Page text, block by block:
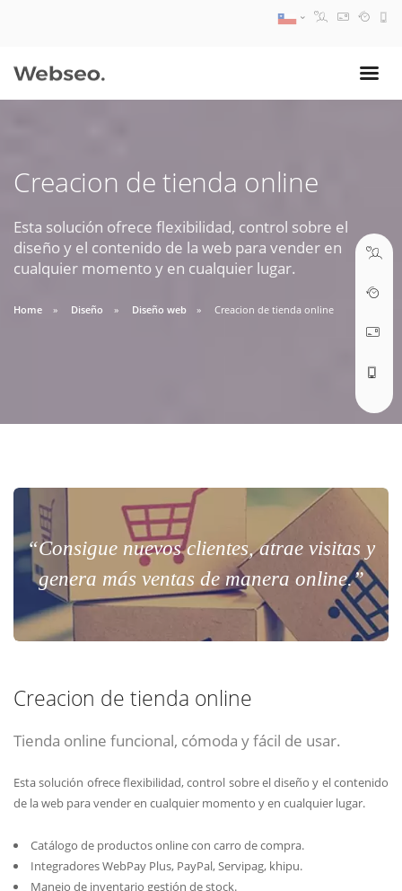
Creacion de tienda online
Esta solución ofrece flexibilidad, control sobre el
diseño y el contenido de la web para vender en
cualquier momento y en cualquier lugar.
Home Diseño Diseño web Creacion de tienda online
“Consigue nuevos clientes, atrae visitas y
genera más ventas de manera online.”
Creacion de tienda online
Tienda online funcional, cómoda y fácil de usar.
Esta solución ofrece flexibilidad, control sobre el diseño y el contenido
de la web para vender en cualquier momento y en cualquier lugar.
Catálogo de productos online con carro de compra.
Integradores WebPay Plus, PayPal, Servipag, khipu.
Manejo de inventario gestión de stock.
09:30 AM A 18:30 PM
soporte@webseo.cl
ABRIR TICKET